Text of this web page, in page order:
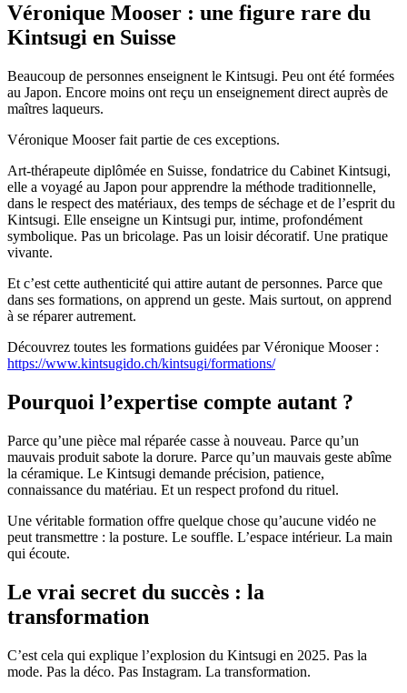
Véronique Mooser : une figure rare du
Kintsugi en Suisse
Beaucoup de personnes enseignent le Kintsugi. Peu ont été formées
au Japon. Encore moins ont reçu un enseignement direct auprès de
maîtres laqueurs.
Véronique Mooser fait partie de ces exceptions.
Art-thérapeute diplômée en Suisse, fondatrice du Cabinet Kintsugi,
elle a voyagé au Japon pour apprendre la méthode traditionnelle,
dans le respect des matériaux, des temps de séchage et de l’esprit du
Kintsugi. Elle enseigne un Kintsugi pur, intime, profondément
symbolique. Pas un bricolage. Pas un loisir décoratif. Une pratique
vivante.
Et c’est cette authenticité qui attire autant de personnes. Parce que
dans ses formations, on apprend un geste. Mais surtout, on apprend
à se réparer autrement.
Découvrez toutes les formations guidées par Véronique Mooser :
https://www.kintsugido.ch/kintsugi/formations/
Pourquoi l’expertise compte autant ?
Parce qu’une pièce mal réparée casse à nouveau. Parce qu’un
mauvais produit sabote la dorure. Parce qu’un mauvais geste abîme
la céramique. Le Kintsugi demande précision, patience,
connaissance du matériau. Et un respect profond du rituel.
Une véritable formation offre quelque chose qu’aucune vidéo ne
peut transmettre : la posture. Le souffle. L’espace intérieur. La main
qui écoute.
Le vrai secret du succès : la
transformation
C’est cela qui explique l’explosion du Kintsugi en 2025. Pas la
mode. Pas la déco. Pas Instagram. La transformation.